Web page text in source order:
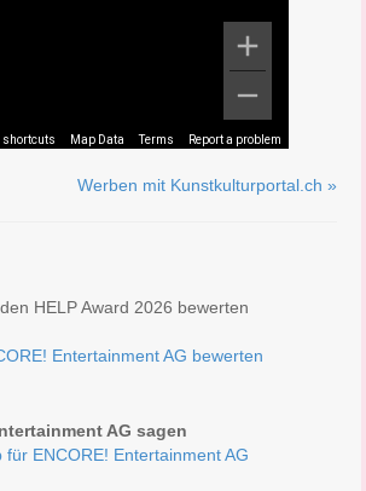
shortcuts Map Data Terms Report a problem
Werben mit Kunstkulturportal.ch »
HELP Award 2026 bewerten
Entertainment AG bewerten
AG sagen
ENCORE! Entertainment AG